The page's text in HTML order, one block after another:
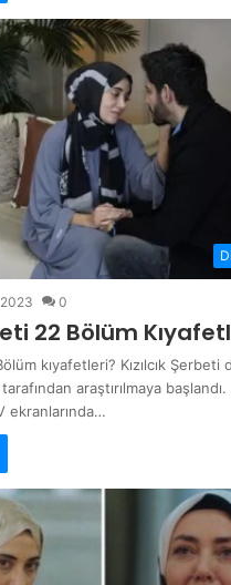
0
22 Bölüm
kıyafetleri? Kızılcık Şerbeti
araştırılmaya başlandı.
ekranlarında…